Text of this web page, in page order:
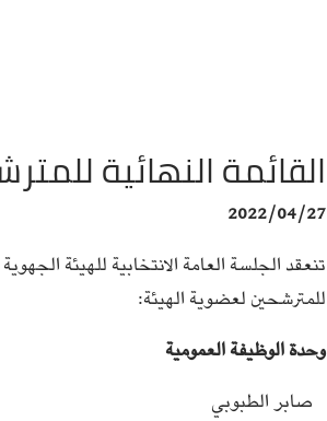
القائمة النهائية
2022/04/27
للمترشحين لعضوية الهيئة:
وحدة الوظيفة العمومية
صابر الطبوبي